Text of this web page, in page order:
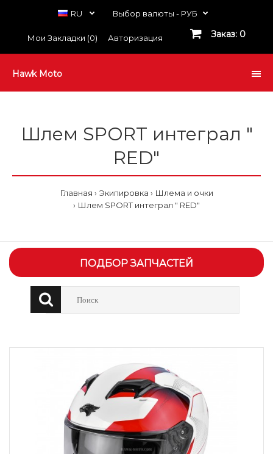
RU Выбор валюты - РУБ
Мои Закладки (0) Авторизация Заказ: 0
Hawk Moto
Шлем SPORT интеграл "
RED"
Главная Экипировка
Шлема и очки
Шлем SPORT интеграл " RED"
ПОДБОР ЗАПЧАСТЕЙ